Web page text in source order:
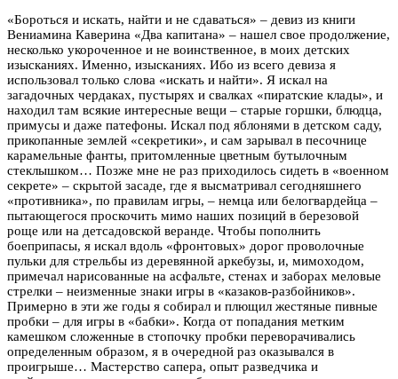
«Бороться и искать, найти и не сдаваться» – девиз из книги
Вениамина Каверина «Два капитана» – нашел свое продолжение,
несколько укороченное и не воинственное, в моих детских
изысканиях. Именно, изысканиях. Ибо из всего девиза я
использовал только слова «искать и найти». Я искал на
загадочных чердаках, пустырях и свалках «пиратские клады», и
находил там всякие интересные вещи – старые горшки, блюдца,
примусы и даже патефоны. Искал под яблонями в детском саду,
прикопанные землей «секретики», и сам зарывал в песочнице
карамельные фанты, притомленные цветным бутылочным
стеклышком… Позже мне не раз приходилось сидеть в «военном
секрете» – скрытой засаде, где я высматривал сегодняшнего
«противника», по правилам игры, – немца или белогвардейца –
пытающегося проскочить мимо наших позиций в березовой
роще или на детсадовской веранде. Чтобы пополнить
боеприпасы, я искал вдоль «фронтовых» дорог проволочные
пульки для стрельбы из деревянной аркебузы, и, мимоходом,
примечал нарисованные на асфальте, стенах и заборах меловые
стрелки – неизменные знаки игры в «казаков-разбойников».
Примерно в эти же годы я собирал и плющил жестяные пивные
пробки – для игры в «бабки». Когда от попадания метким
камешком сложенные в стопочку пробки переворачивались
определенным образом, я в очередной раз оказывался в
проигрыше… Мастерство сапера, опыт разведчика и